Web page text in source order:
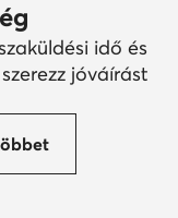
idő és
jóváírást